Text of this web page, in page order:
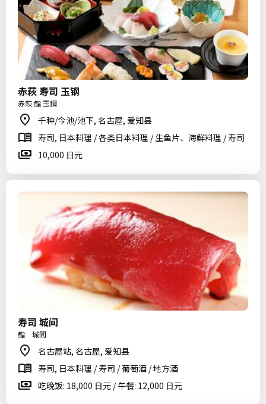
赤萩 寿司 玉钢
赤萩 鮨 玉鋼
千种/今池/池下, 名古屋, 爱知县
寿司, 日本料理 / 各类日本料理 / 生鱼片、海鲜料理 / 寿司
10,000 日元
寿司 城间
鮨 城間
名古屋站, 名古屋, 爱知县
寿司, 日本料理 / 寿司 / 葡萄酒 / 地方酒
吃晚饭: 18,000 日元 / 午餐: 12,000 日元